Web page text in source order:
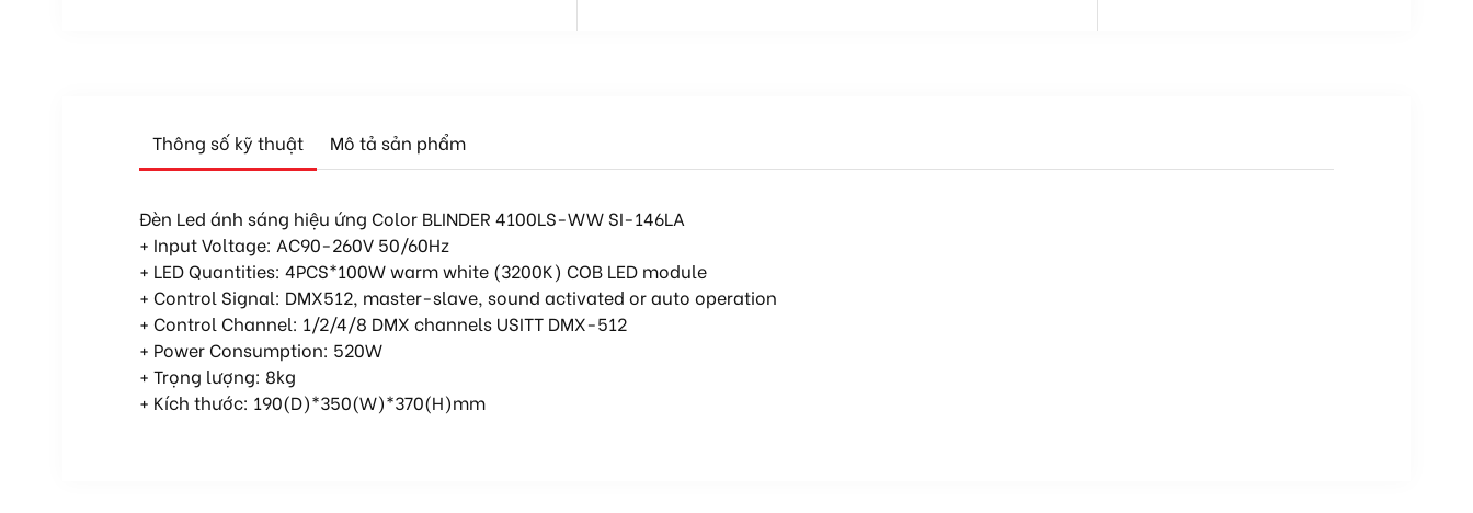
Thông số kỹ thuật Mô tả sản phẩm
Đèn Led ánh sáng hiệu ứng Color BLINDER 4100LS-WW SI-146LA
+ Input Voltage: AC90-260V 50/60Hz
+ LED Quantities: 4PCS*100W warm white (3200K) COB LED module
+ Control Signal: DMX512, master-slave, sound activated or auto operation
+ Control Channel: 1/2/4/8 DMX channels USITT DMX-512
+ Power Consumption: 520W
+ Trọng lượng: 8kg
+ Kích thước: 190(D)*350(W)*370(H)mm